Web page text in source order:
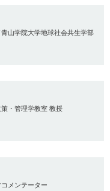
山学院大学地球社会共生学部
・管理学教室 教授
メンテーター